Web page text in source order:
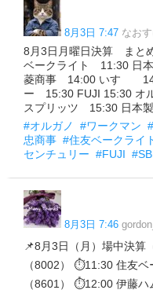
8月3日 7:47 なお
8月3日月曜日決算 まと
ベークライト 11:30 日
菱商事 14:00 いすゞ
ー 15:30 FUJI 15:30 オ
スプリッツ 15:30 日本
#オルガノ
#ワークマン
忠商事 #住友ベークライ
センチュリー #FUJI
8月3日 7:46
📌8月3日（月）場中決
（8002） ⏱11:30 住友
（8601） ⏱12:00 伊藤